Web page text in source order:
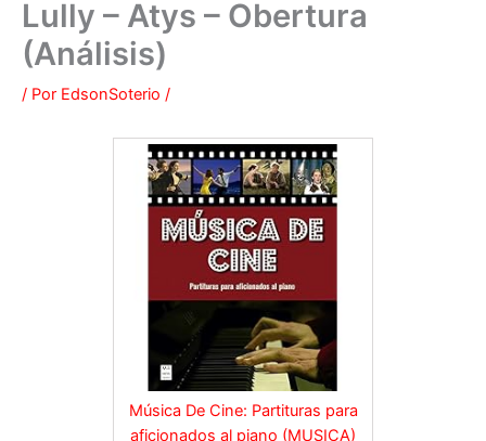
Lully – Atys – Obertura
(Análisis)
/ Por EdsonSoterio /
Música De Cine: Partituras para
aficionados al piano (MUSICA)